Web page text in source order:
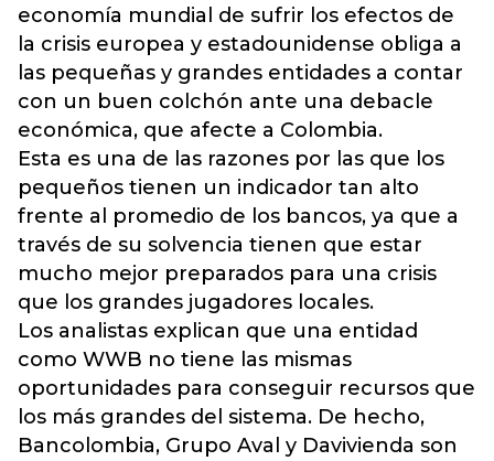
economía mundial de sufrir los efectos de
la crisis europea y estadounidense obliga a
las pequeñas y grandes entidades a contar
con un buen colchón ante una debacle
económica, que afecte a Colombia.
Esta es una de las razones por las que los
pequeños tienen un indicador tan alto
frente al promedio de los bancos, ya que a
través de su solvencia tienen que estar
mucho mejor preparados para una crisis
que los grandes jugadores locales.
Los analistas explican que una entidad
como WWB no tiene las mismas
oportunidades para conseguir recursos que
los más grandes del sistema. De hecho,
Bancolombia, Grupo Aval y Davivienda son